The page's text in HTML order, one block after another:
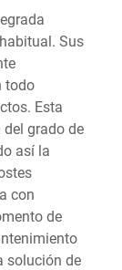
Sus
todo
Esta
grado de
así la
con
de
solución de